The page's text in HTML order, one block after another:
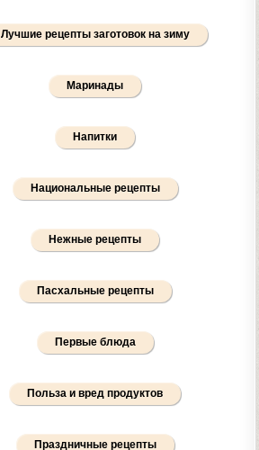
Лучшие рецепты заготовок на зиму
Маринады
Напитки
Национальные рецепты
Нежные рецепты
Пасхальные рецепты
Первые блюда
Польза и вред продуктов
Праздничные рецепты